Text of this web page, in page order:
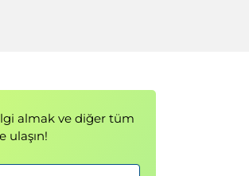
almak ve diğer tüm
ulaşın!